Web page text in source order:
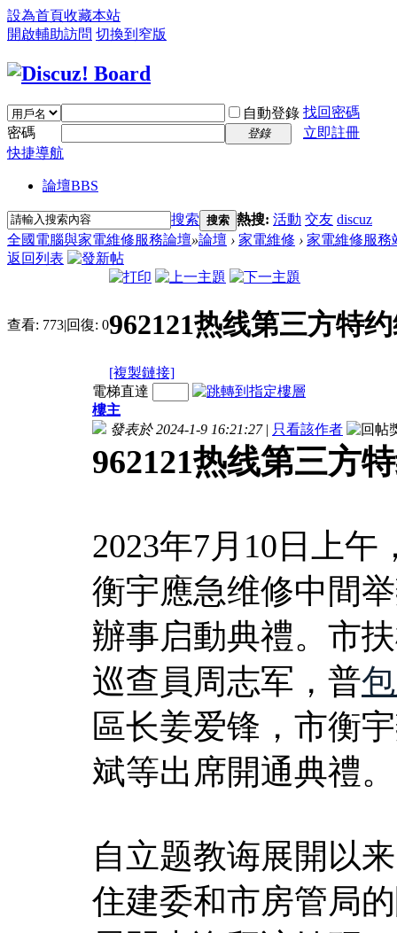
設為首頁收藏本站
開啟輔助訪問 切換到窄版
自動登錄 找回密碼
密碼
登錄
立即註冊
快捷導航
論壇BBS
搜索 搜索 熱搜: 活動 交友 discuz
全國電腦與家電維修服務論壇»論壇 › 家電維修 › 家電維修服務
返回列表
查看: 773|回復: 0962121热线第三方特
[複製鏈接]
電梯直達
樓主
發表於 2024-1-9 16:21:27 | 只看該作者
962121热线第三方
2023年7月10日上
衡宇應急维修中間
辦事启動典禮。市
巡查員周志军，普
區长姜爱锋，市衡
斌等出席開通典禮。
自立题教诲展開以
住建委和市房管局